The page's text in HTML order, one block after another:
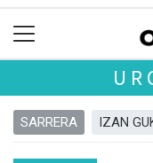
SARRERA IZAN